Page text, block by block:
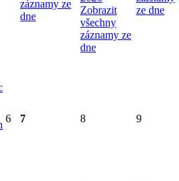
záznamy ze
dne
Zobrazit
všechny
záznamy ze
dne
ze dne
6 7 8 9